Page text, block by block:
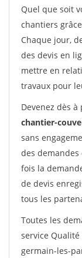
Quel que soit
chantiers
Chaque jour,
des devis en
mettre en
travaux pour
Devenez dès
chantier-
sans
des
fois la
de devis
tous les
Toutes les
service
germain-les-